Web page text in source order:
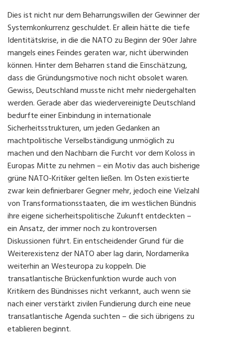
Dies ist nicht nur dem Beharrungswillen der Gewinner der
Systemkonkurrenz geschuldet. Er allein hätte die tiefe
Identitätskrise, in die die NATO zu Beginn der 90er Jahre
mangels eines Feindes geraten war, nicht überwinden
können. Hinter dem Beharren stand die Einschätzung,
dass die Gründungsmotive noch nicht obsolet waren.
Gewiss, Deutschland musste nicht mehr niedergehalten
werden. Gerade aber das wiedervereinigte Deutschland
bedurfte einer Einbindung in internationale
Sicherheitsstrukturen, um jeden Gedanken an
machtpolitische Verselbständigung unmöglich zu
machen und den Nachbarn die Furcht vor dem Koloss in
Europas Mitte zu nehmen – ein Motiv das auch bisherige
grüne NATO-Kritiker gelten ließen. Im Osten existierte
zwar kein definierbarer Gegner mehr, jedoch eine Vielzahl
von Transformationsstaaten, die im westlichen Bündnis
ihre eigene sicherheitspolitische Zukunft entdeckten –
ein Ansatz, der immer noch zu kontroversen
Diskussionen führt. Ein entscheidender Grund für die
Weiterexistenz der NATO aber lag darin, Nordamerika
weiterhin an Westeuropa zu koppeln. Die
transatlantische Brückenfunktion wurde auch von
Kritikern des Bündnisses nicht verkannt, auch wenn sie
nach einer verstärkt zivilen Fundierung durch eine neue
transatlantische Agenda suchten – die sich übrigens zu
etablieren beginnt.